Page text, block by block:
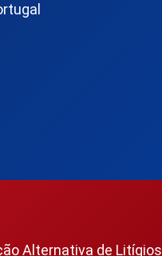
Alternativa de Litígios